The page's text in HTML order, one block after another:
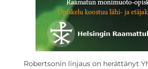
Robertsonin linjaus on herättänyt